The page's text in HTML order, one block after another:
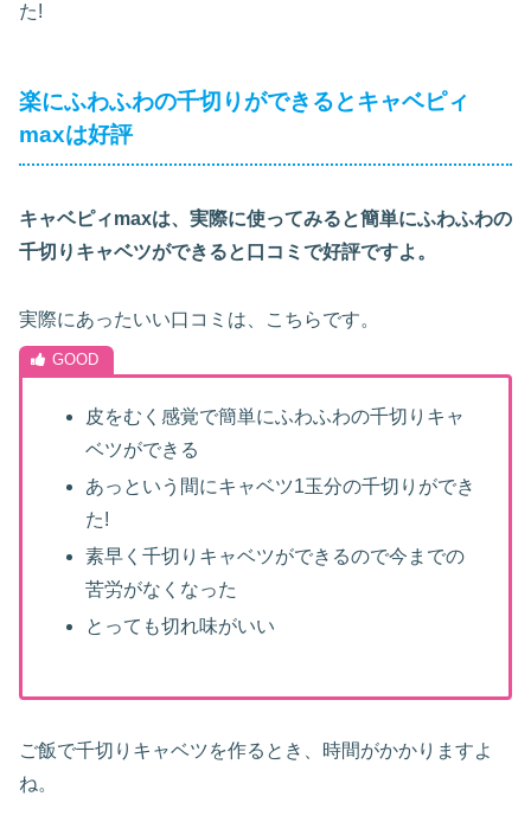
た!
楽にふわふわの千切りができるとキャベピィ
maxは好評
キャベピィmaxは、実際に使ってみると簡単にふわふわの
千切りキャベツができると口コミで好評ですよ。
実際にあったいい口コミは、こちらです。
皮をむく感覚で簡単にふわふわの千切りキャ
ベツができる
あっという間にキャベツ1玉分の千切りができ
た!
素早く千切りキャベツができるので今までの
苦労がなくなった
とっても切れ味がいい
ご飯で千切りキャベツを作るとき、時間がかかりますよ
ね。